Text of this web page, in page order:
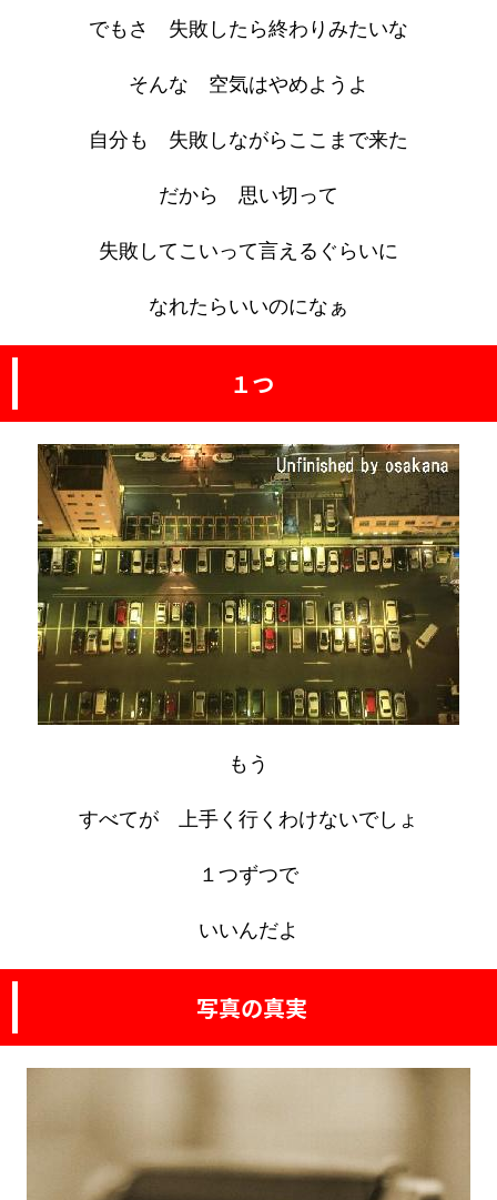
でもさ 失敗したら終わりみたいな
そんな 空気はやめようよ
自分も 失敗しながらここまで来た
だから 思い切って
失敗してこいって言えるぐらいに
なれたらいいのになぁ
１つ
もう
すべてが 上手く行くわけないでしょ
１つずつで
いいんだよ
写真の真実